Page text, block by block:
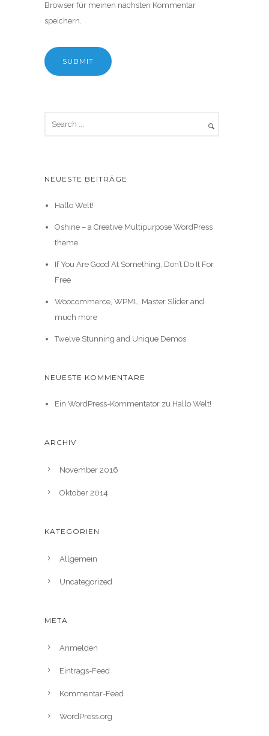
Browser für meinen nächsten Kommentar
speichern.
NEUESTE BEITRÄGE
Hallo Welt!
Oshine – a Creative Multipurpose WordPress
theme
If You Are Good At Something, Don’t Do It For
Free
Woocommerce, WPML, Master Slider and
much more
Twelve Stunning and Unique Demos
NEUESTE KOMMENTARE
Ein WordPress-Kommentatorzu Hallo Welt!
ARCHIV
November 2016
Oktober 2014
KATEGORIEN
Allgemein
Uncategorized
META
Anmelden
Eintrags-Feed
Kommentar-Feed
WordPress.org